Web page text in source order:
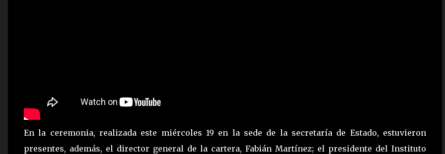
En la ceremonia, realizada este miércoles 19 en la sede de la secretaría de Estado, estuvieron
presentes, además, el director general de la cartera, Fabián Martínez; el presidente del Instituto